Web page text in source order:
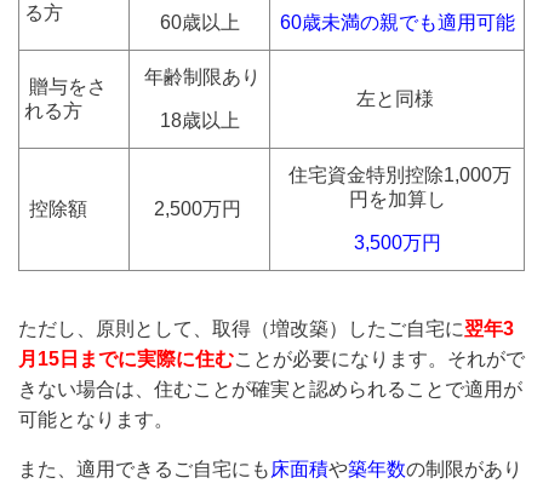
る方
60歳以上 60歳未満の親でも適用可能
贈与をさ
れる方
年齢制限あり
18歳以上
左と同様
控除額 2,500万円
住宅資金特別控除1,000万
円を加算し
3,500万円
ただし、原則として、取得（増改築）したご自宅に翌年3
月15日までに実際に住むことが必要になります。それがで
きない場合は、住むことが確実と認められることで適用が
可能となります。
また、適用できるご自宅にも 床面積や築年数の制限があり